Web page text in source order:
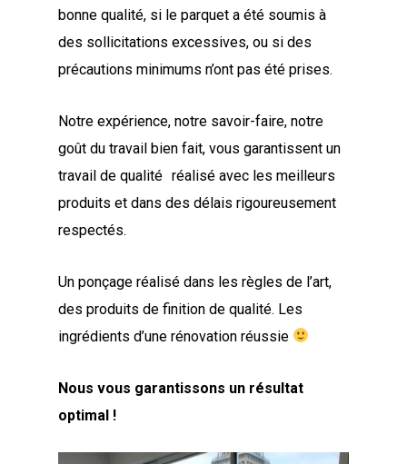
bonne qualité, si le parquet a été soumis à
des sollicitations excessives, ou si des
précautions minimums n’ont pas été prises.
Notre expérience, notre savoir-faire, notre
goût du travail bien fait, vous garantissent un
travail de qualité réalisé avec les meilleurs
produits et dans des délais rigoureusement
respectés.
Un ponçage réalisé dans les règles de l’art,
des produits de finition de qualité. Les
ingrédients d’une rénovation réussie
Nous vous garantissons un résultat
optimal !